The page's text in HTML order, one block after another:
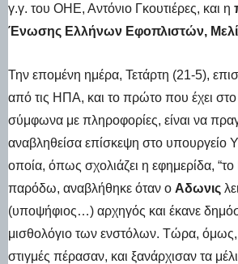
γ.γ. του ΟΗΕ, Αντόνιο Γκουτιέρες, και η
Ένωσης Ελλήνων Εφοπλιστών,
Την επομένη ημέρα, Τετάρτη (21-5),
από τις ΗΠΑ, και το πρώτο που έχει
σύμφωνα με πληροφορίες, είναι να
αναβληθείσα επίσκεψη στο υπουργείο
οποία, όπως σχολιάζει η εφημερίδα,
παρόδω, αναβλήθηκε όταν ο Αδωνις
(υποψήφιος…) αρχηγός και έκανε
μισθολόγιο των ενστόλων. Τώρα, όμως,
στιγμές πέρασαν, και ξανάρχισαν τα